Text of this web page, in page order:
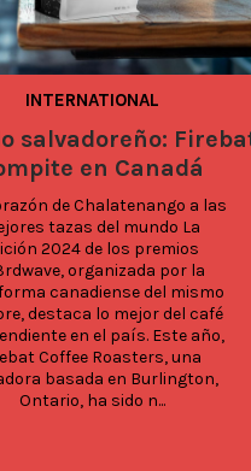
INTERNATIONAL
salvadoreño:
en Canadá
de Chalatenango a las
tazas del mundo La
2024 de los premios
organizada por la
canadiense del mismo
destaca lo mejor del café
en el país. Este año,
Coffee Roasters, una
basada en Burlington,
Ontario, ha sido n...